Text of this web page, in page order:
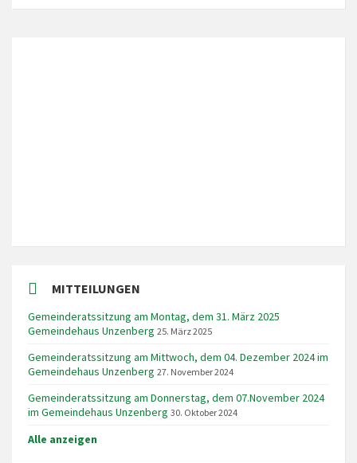
MITTEILUNGEN
Gemeinderatssitzung am Montag, dem 31. März 2025
Gemeindehaus Unzenberg 25. März 2025
Gemeinderatssitzung am Mittwoch, dem 04. Dezember 2024 im
Gemeindehaus Unzenberg 27. November 2024
Gemeinderatssitzung am Donnerstag, dem 07.November 2024
im Gemeindehaus Unzenberg 30. Oktober 2024
Alle anzeigen